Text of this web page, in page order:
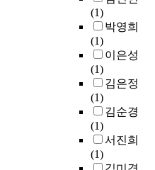
(1)
박영희
(1)
이은성
(1)
김은정
(1)
김순경
(1)
서진희
(1)